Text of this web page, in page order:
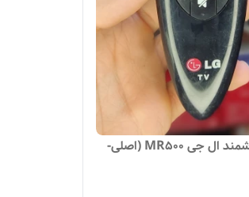
کنترل هوشمند ال جی MR500 (اصلی-